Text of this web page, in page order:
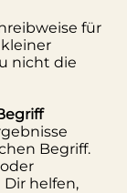
für
nicht die
Begriff.
helfen,